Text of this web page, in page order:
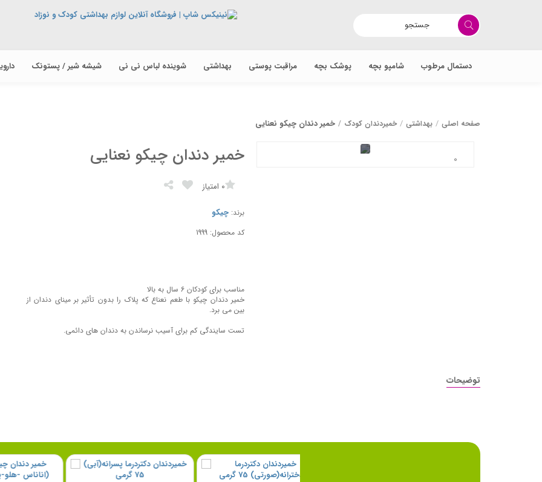
دستمال مرطوب شامپو بچه پوشک بچه مراقبت پوستی بهداشتی شوینده لباس نی نی شیشه شیر / پستونک
صفحه اصلی بهداشتی خمیردندان کودک خمیر دندان چیکو نعنایی
خمیر دندان چیکو نعنایی
0 امتیاز
برند: چیکو
کد محصول: 1999
مناسب برای کودکان 6 سال به بالا
خمیر دندان چیکو با طعم نعناع که پلاک را بدون تأثیر بر مینای دندان از
بین می برد.
تست سایندگی کم برای آسیب نرساندن به دندان های دائمی.
توضیحات